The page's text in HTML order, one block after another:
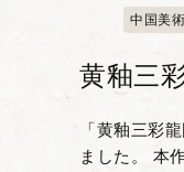
中国美
黄釉三
「黄釉三彩
ました。 本